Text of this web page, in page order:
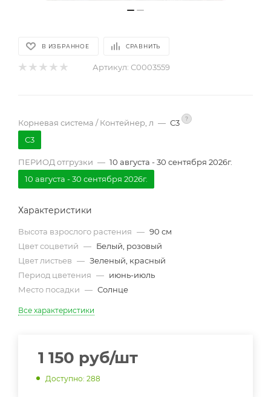
В ИЗБРАННОЕ СРАВНИТЬ
Артикул: С0003559
Корневая система / Контейнер, л — С3 ?
С3
ПЕРИОД отгрузки — 10 августа - 30 сентября 2026г.
10 августа - 30 сентября 2026г.
Характеристики
Высота взрослого растения — 90 см
Цвет соцветий — Белый, розовый
Цвет листьев — Зеленый, красный
Период цветения — июнь-июль
Место посадки — Солнце
Все характеристики
1 150 руб/шт
Доступно: 288